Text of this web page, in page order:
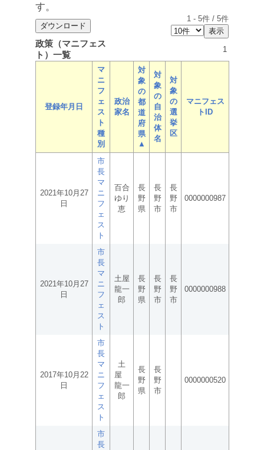
す。
1 - 5件 / 5件
政策（マニフェス
ト）一覧
1
登録年月日
マ
ニ
フ
ェ
ス
ト
種
別
政治
家名
対
象
の
都
道
府
県
▲
対
象
の
自
治
体
名
対
象
の
選
挙
区
マニフェス
トID
2021年10月27
日
市
長
マ
ニ
フ
ェ
ス
ト
百合
ゆり
恵
長
野
県
長
野
市
長
野
市
0000000987
2021年10月27
日
市
長
マ
ニ
フ
ェ
ス
ト
土屋
龍一
郎
長
野
県
長
野
市
長
野
市
0000000988
2017年10月22
日
市
長
マ
ニ
フ
ェ
ス
ト
土
屋
龍一
郎
長
野
県
長
野
市
0000000520
市
長